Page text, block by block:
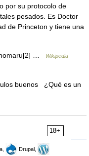
por su protocolo de
pesados. Es Doctor
de Princeton y tiene una
…
Wikipedia
buenos ¿Qué es un
18+
Drupal,